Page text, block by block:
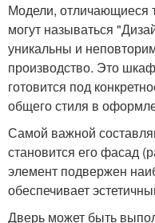
Модели, отличающиеся
могут называться
уникальны и
производство. Это
готовится под
общего стиля в
Самой важной
становится его фасад
элемент подвержен
обеспечивает
Дверь может быть